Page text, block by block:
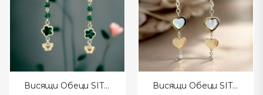
Висящи Обеци SITELAGOLD 260117 Висящи Обеци SITELAGOLD 260116